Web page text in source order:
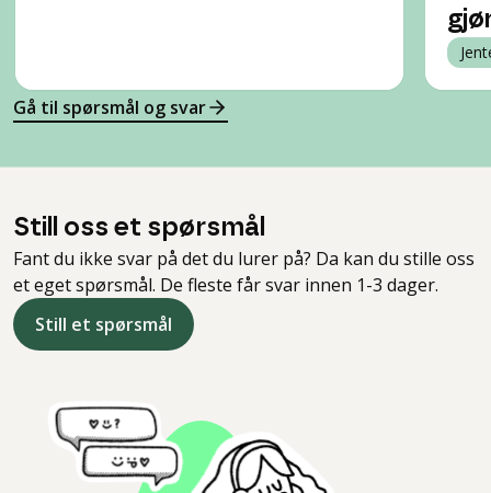
Gå til spørsmål og svar
Still oss et spørsmål
Fant du ikke svar på det du lurer på? Da kan du stille oss
et eget spørsmål. De fleste får svar innen 1-3 dager.
Still et spørsmål